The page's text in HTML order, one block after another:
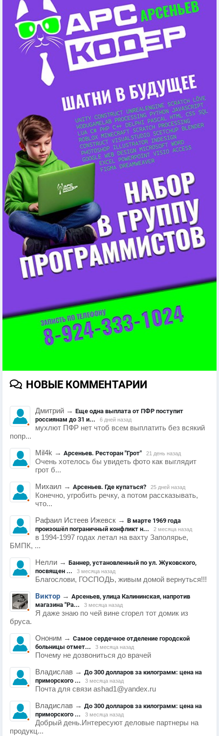
НОВЫЕ КОММЕНТАРИИ
Дмитрий → Еще одна выплата от ПФР поступит
россиянам до 31 и...
6 дней назад
мухлют ПФР нет чтоб всем выплатить без всякий
попр...
Mil4k → Арсеньев. Ресторан "Грот" 21 день назад
Очень хотелось бы увидеть фото как выглядит
грот б...
Михаил → Арсеньев. Где купаться? 25 дней назад
Конечно, угробить речку, а потом рассказывать,
что...
Рафаил Истеев Ижевск → В марте 1969 года
произошёл пограничный конфликт н...
2 месяца назад
в 1994-1997 годах летал на вахту Заполярье,
БМПК, ...
Нелли → Баннер, установленный по ул. Жуковского,
посвящен ...
3 месяца назад
Благослови, ГОСПОДЬ, живым домой вернуться!!!
Виктор → Арсеньев, улица Калининская, напротив
магазина "Ра...
3 месяца назад
Я даже знаю по чей вине сгорел тот домик из
бруса.
Ононим → Самое сердечное отделение городской
больницы отмет...
3 месяца назад
Почему не дозвониться до врачей
Владислав → До 300 долларов за килограмм: цена на
приморского ...
3 месяца назад
Почта для связи ashad1@yandex.ru
Владислав → До 300 долларов за килограмм: цена на
приморского ...
3 месяца назад
Добрый день.Интересуют деловые партнеры на
продукц...